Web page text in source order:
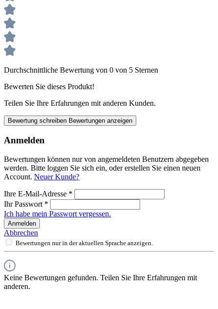
Durchschnittliche Bewertung von 0 von 5 Sternen
Bewerten Sie dieses Produkt!
Teilen Sie Ihre Erfahrungen mit anderen Kunden.
Bewertung schreiben Bewertungen anzeigen
Anmelden
Bewertungen können nur von angemeldeten Benutzern abgegeben
werden. Bitte loggen Sie sich ein, oder erstellen Sie einen neuen
Account. Neuer Kunde?
Ihre E-Mail-Adresse *
Ihr Passwort *
Ich habe mein Passwort vergessen.
Anmelden
Abbrechen
Bewertungen nur in der aktuellen Sprache anzeigen.
Keine Bewertungen gefunden. Teilen Sie Ihre Erfahrungen mit
anderen.